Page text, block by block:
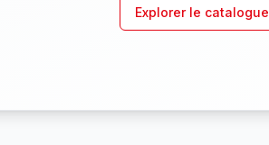
Explorer le catalogue